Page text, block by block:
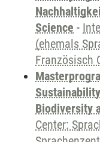
Science -
(ehemals
Französisch
Biodiversity
Center: